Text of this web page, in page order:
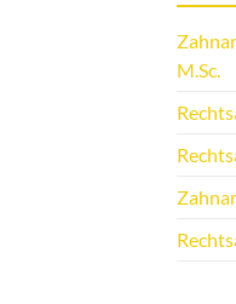
M.Sc.